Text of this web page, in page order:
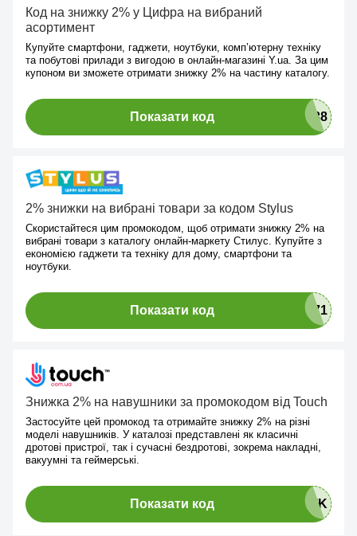
Код на знижку 2% у Цифра на вибраний
асортимент
Купуйте смартфони, гаджети, ноутбуки, комп’ютерну техніку
та побутові прилади з вигодою в онлайн-магазині Y.ua. За цим
купоном ви зможете отримати знижку 2% на частину каталогу.
Показати код
2% знижки на вибрані товари за кодом Stylus
Скористайтеся цим промокодом, щоб отримати знижку 2% на
вибрані товари з каталогу онлайн-маркету Стилус. Купуйте з
економією гаджети та техніку для дому, смартфони та
ноутбуки.
Показати код
Знижка 2% на навушники за промокодом від Touch
Застосуйте цей промокод та отримайте знижку 2% на різні
моделі навушників. У каталозі представлені як класичні
дротові пристрої, так і сучасні бездротові, зокрема накладні,
вакуумні та геймерські.
Показати код